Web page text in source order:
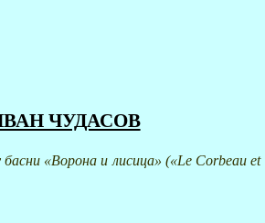
ЧУДАСОВ
басни «Ворона и лисица» («Le